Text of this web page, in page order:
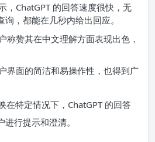
，ChatGPT 的回答速度很快，无
，都能在几秒内给出回应。
称赞其在中文理解方面表现出色，
界面的简洁和易操作性，也得到广
在特定情况下，ChatGPT 的回答
行提示和澄清。